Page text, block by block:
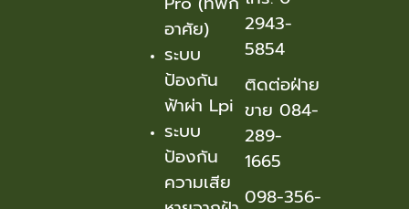
อาศัย)
ระบบ
ป้องกัน
ฟ้าผ่า Lpi
ระบบ
ป้องกัน
ความเสีย
2943-
5854
ติดต่อฝ่าย
ขาย 084-
289-
1665
098-356-